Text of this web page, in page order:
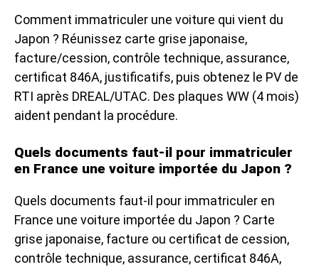
Comment immatriculer une voiture qui vient du
Japon ? Réunissez carte grise japonaise,
facture/cession, contrôle technique, assurance,
certificat 846A, justificatifs, puis obtenez le PV de
RTI après DREAL/UTAC. Des plaques WW (4 mois)
aident pendant la procédure.
Quels documents faut-il pour immatriculer
en France une voiture importée du Japon ?
Quels documents faut-il pour immatriculer en
France une voiture importée du Japon ? Carte
grise japonaise, facture ou certificat de cession,
contrôle technique, assurance, certificat 846A,